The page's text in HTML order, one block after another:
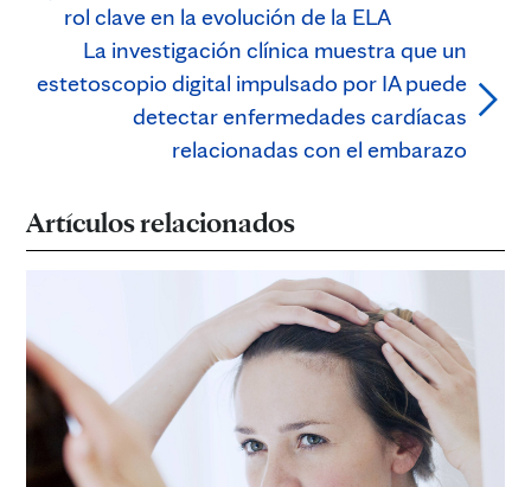
rol clave en la evolución de la ELA
La investigación clínica muestra que un
estetoscopio digital impulsado por IA puede
detectar enfermedades cardíacas
relacionadas con el embarazo
Artículos relacionados